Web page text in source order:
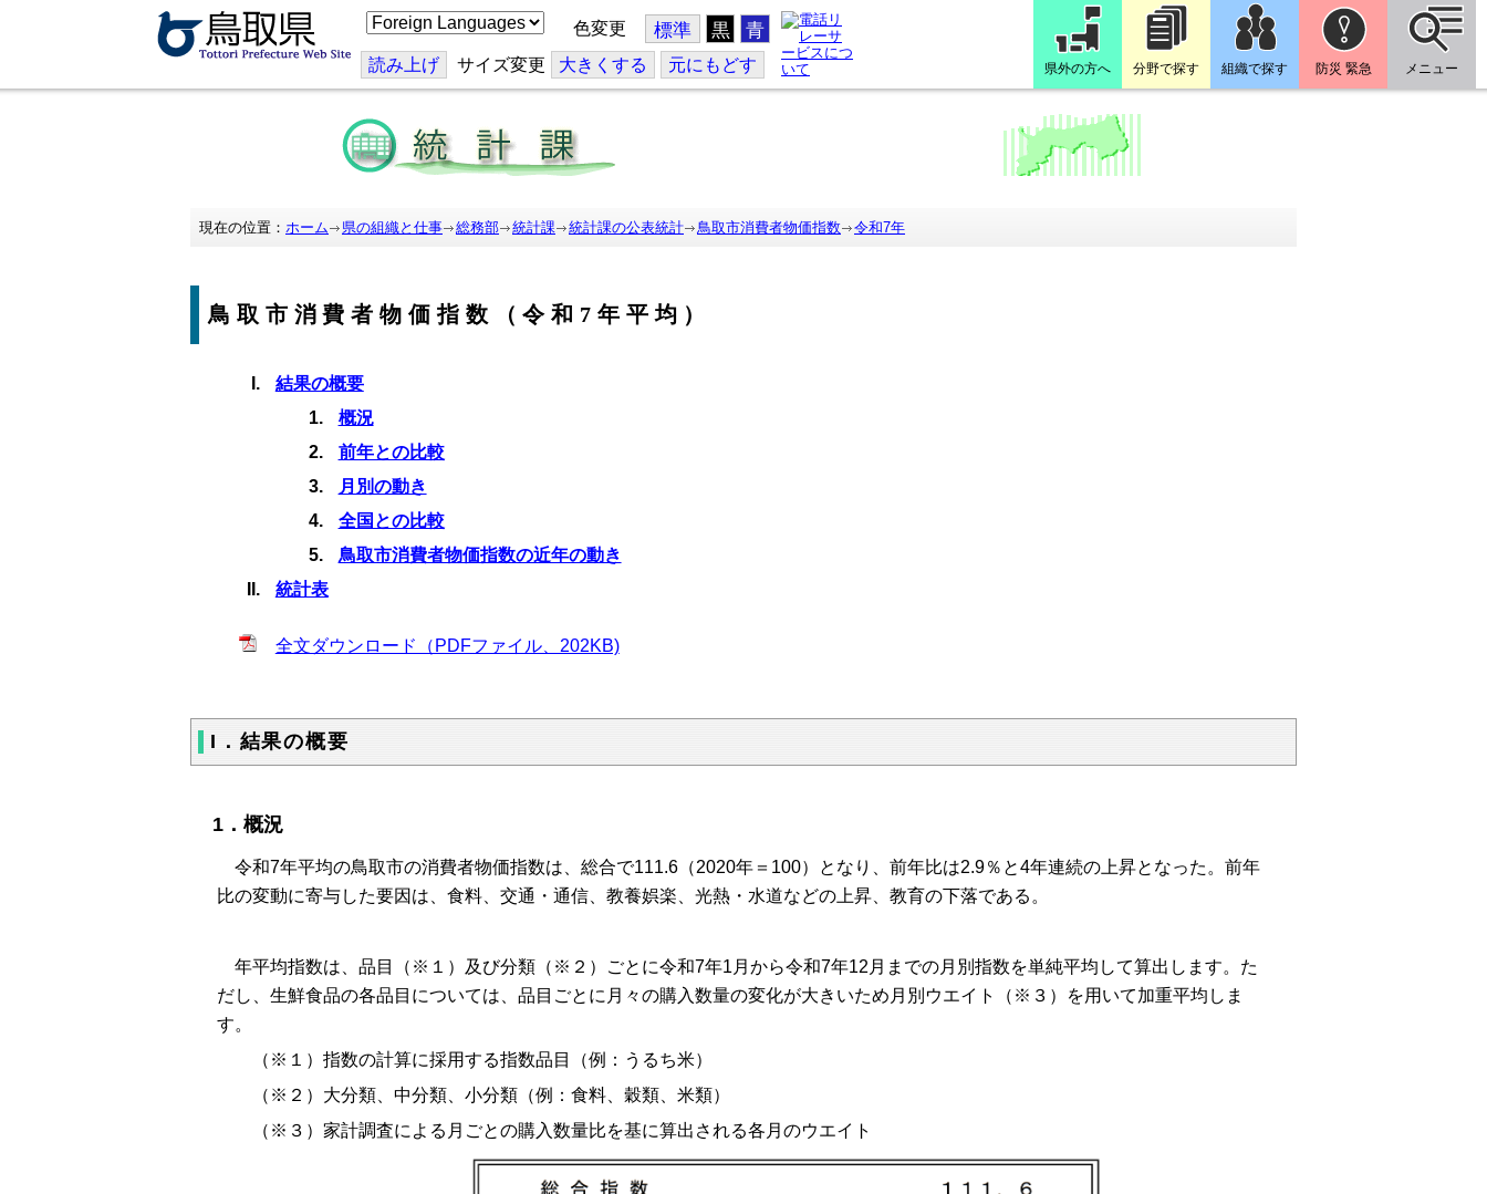
こ
の
ジ
を
訳
す
る
色変更 標準 黒 青
読み上げ サイズ変更 大きくする 元にもどす 県外の方へ 分野で探す 組織で探す 防災 緊急 メニュー
現在の位置： ホーム 県の組織と仕事 総務部 統計課 統計課の公表統計 鳥取市消費者物価指数 令和7年
鳥取市消費者物価指数（令和7年平均）
結果の概要
概況
前年との比較
月別の動き
全国との比較
鳥取市消費者物価指数の近年の動き
統計表
全文ダウンロード（PDFファイル、202KB)
I．結果の概要
1．概況
令和7年平均の鳥取市の消費者物価指数は、総合で111.6（2020年＝100）となり、前年比は2.9％と4年連続の上昇となった。前年
比の変動に寄与した要因は、食料、交通・通信、教養娯楽、光熱・水道などの上昇、教育の下落である。
年平均指数は、品目（※１）及び分類（※２）ごとに令和7年1月から令和7年12月までの月別指数を単純平均して算出します。た
だし、生鮮食品の各品目については、品目ごとに月々の購入数量の変化が大きいため月別ウエイト（※３）を用いて加重平均しま
す。
（※１）指数の計算に採用する指数品目（例：うるち米）
（※２）大分類、中分類、小分類（例：食料、穀類、米類）
（※３）家計調査による月ごとの購入数量比を基に算出される各月のウエイト